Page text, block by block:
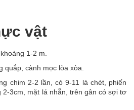
vật
1-2 m.
quắp, cành mọc lòa xòa.
chim 2-2 lần, có 9-11 lá chét, phiến
3cm, mặt lá nhẵn, trên gân có sợi tơ